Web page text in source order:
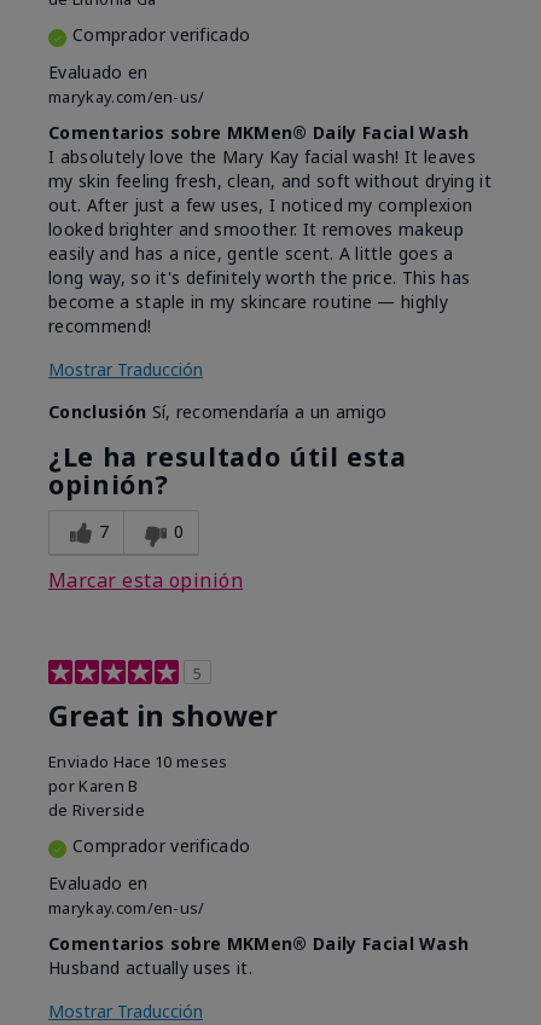
Comprador verificado
Evaluado en
marykay.com/en-us/
Comentarios sobre MKMen® Daily Facial Wash
I absolutely love the Mary Kay facial wash! It leaves
my skin feeling fresh, clean, and soft without drying it
out. After just a few uses, I noticed my complexion
looked brighter and smoother. It removes makeup
easily and has a nice, gentle scent. A little goes a
long way, so it's definitely worth the price. This has
become a staple in my skincare routine — highly
recommend!
Mostrar Traducción
Conclusión Sí, recomendaría a un amigo
¿Le ha resultado útil esta
opinión?
7 0
Marcar esta opinión
5
Great in shower
Enviado Hace 10 meses
por Karen B
de Riverside
Comprador verificado
Evaluado en
marykay.com/en-us/
Comentarios sobre MKMen® Daily Facial Wash
Husband actually uses it.
Mostrar Traducción